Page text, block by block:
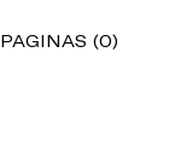
PAGINAS (0)